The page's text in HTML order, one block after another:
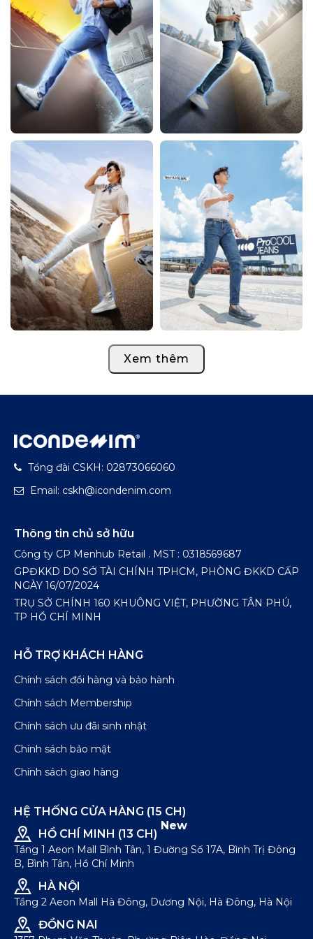
Xem thêm
Tổng đài CSKH: 02873066060
Email: cskh@icondenim.com
Thông tin chủ sở hữu
Công ty CP Menhub Retail . MST : 0318569687
GPĐKKD DO SỞ TÀI CHÍNH TPHCM, PHÒNG ĐKKD CẤP
NGÀY 16/07/2024
TRỤ SỞ CHÍNH 160 KHUÔNG VIỆT, PHƯỜNG TÂN PHÚ,
TP HỒ CHÍ MINH
HỖ TRỢ KHÁCH HÀNG
Chính sách đổi hàng và bảo hành
Chính sách Membership
Chính sách ưu đãi sinh nhật
Chính sách bảo mật
Chính sách giao hàng
HỆ THỐNG CỬA HÀNG (15 CH)
HỒ CHÍ MINH (13 CH)
New
Tầng 1 Aeon Mall Bình Tân, 1 Đường Số 17A, Bình Trị Đông
B, Bình Tân, Hồ Chí Minh
HÀ NỘI
Tầng 2 Aeon Mall Hà Đông, Dương Nội, Hà Đông, Hà Nội
ĐỒNG NAI